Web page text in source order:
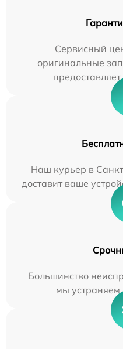
Сервисный
оригинальные
Наш курьер в
доставит ваше
Большинство
мы устраняем